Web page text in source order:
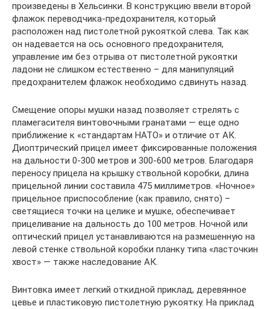
произведены в Хельсинки. В конструкцию ввели второй
флажок переводчика-предохранителя, который
расположен над пистолетной рукояткой слева. Так как
он надевается на ось основного предохранителя,
управление им без отрыва от пистолетной рукоятки
ладони не слишком естественно – для манипуляций
предохранителем флажок необходимо сдвинуть назад.
Смещение опоры мушки назад позволяет стрелять с
пламегасителя винтовочными гранатами — еще одно
приближение к «стандартам НАТО» и отличие от АК.
Диоптрический прицел имеет фиксированные положения
на дальности 0-300 метров и 300-600 метров. Благодаря
переносу прицела на крышку ствольной коробки, длина
прицельной линии составила 475 миллиметров. «Ночное»
прицельное приспособление (как правило, снято) –
светящиеся точки на целике и мушке, обеспечивает
прицеливание на дальность до 100 метров. Ночной или
оптический прицел устанавливаются на размешенную на
левой стенке ствольной коробки планку типа «ласточкин
хвост» — также наследование АК.
Винтовка имеет легкий откидной приклад, деревянное
цевье и пластиковую пистолетную рукоятку. На приклад